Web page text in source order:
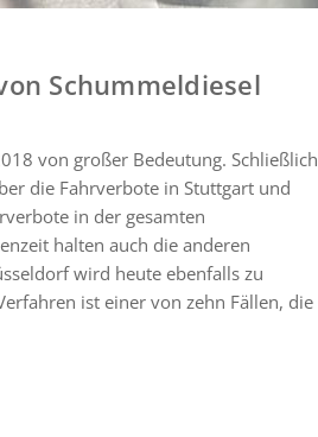
Schummeldiesel
von großer Bedeutung. Schließlich
die Fahrverbote in Stuttgart und
in der gesamten
halten auch die anderen
wird heute ebenfalls zu
ist einer von zehn Fällen, die